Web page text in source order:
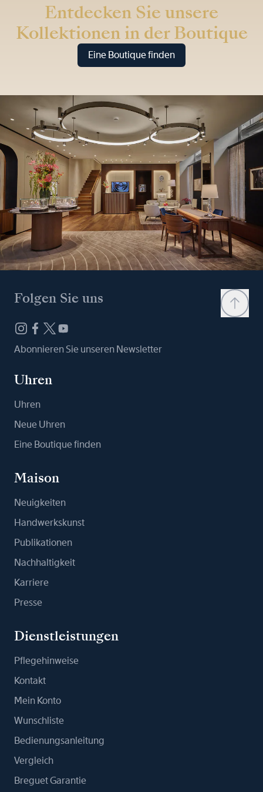
Entdecken Sie unsere
Kollektionen in der Boutique
Eine Boutique finden
Folgen Sie uns
Abonnieren Sie unseren Newsletter
Uhren
Uhren
Neue Uhren
Eine Boutique finden
Maison
Neuigkeiten
Handwerkskunst
Publikationen
Nachhaltigkeit
Karriere
Presse
Dienstleistungen
Pflegehinweise
Kontakt
Mein Konto
Wunschliste
Bedienungsanleitung
Vergleich
Breguet Garantie